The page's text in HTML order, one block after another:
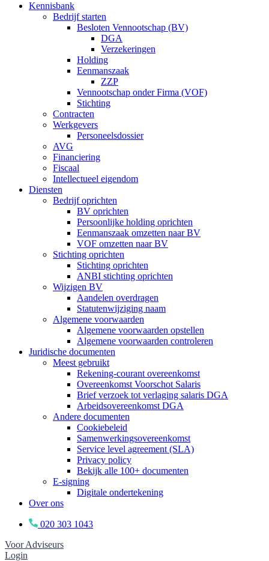
Kennisbank
Bedrijf starten
Besloten Vennootschap (BV)
DGA
Verzekeringen
Holding
Eenmanszaak
ZZP
Vennootschap onder Firma (VOF)
Stichting
Contracten
Werkgevers
Personeelsdossier
AVG
Financiering
Fiscaal
Intellectueel eigendom
Diensten
Bedrijf oprichten
BV oprichten
Persoonlijke holding oprichten
Eenmanszaak omzetten naar BV
VOF omzetten naar BV
Stichting oprichten
Stichting oprichten
ANBI stichting oprichten
Wijzigen BV
Aandelen overdragen
Statutenwijziging naam
Algemene voorwaarden
Algemene voorwaarden opstellen
Algemene voorwaarden controleren
Juridische documenten
Meest gebruikt
Rekening-courant overeenkomst
Overeenkomst Voorschot Salaris
Brief verzoek tot verlaging salaris DGA
Arbeidsovereenkomst DGA
Andere documenten
Cookiebeleid
Samenwerkingsovereenkomst
Service level agreement (SLA)
Privacy policy
Bekijk alle 100+ documenten
E-signing
Digitale ondertekening
Over ons
020 303 1043
Voor Adviseurs
Login